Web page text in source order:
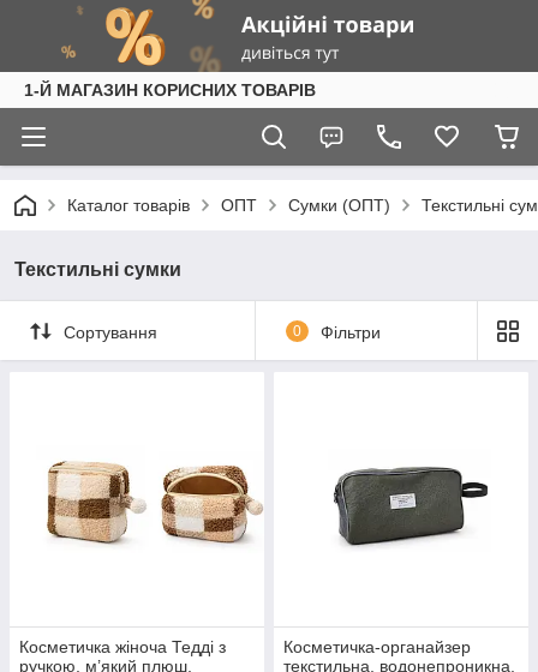
1-Й МАГАЗИН КОРИСНИХ ТОВАРІВ
Каталог товарів ОПТ Сумки (ОПТ) Текстильні
Текстильні сумки
Сортування 0 Фільтри
Косметичка жіноча Тедді з
ручкою, м’який плюш,
Косметичка-органайзер
текстильна, водонепроникна,